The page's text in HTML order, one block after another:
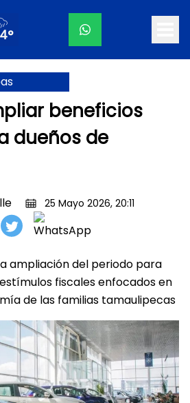
beneficios
dueños de
25 Mayo 2026, 20:11
ampliación del periodo para
fiscales enfocados en
de las familias tamaulipecas